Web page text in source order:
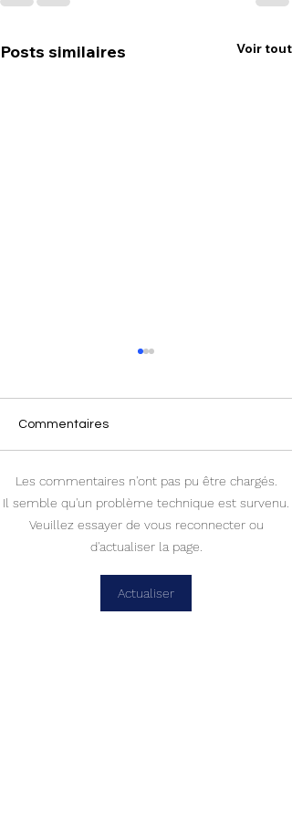
Posts similaires Voir tout
Haïti - Politique : Alix
Didier Fils-Aimé s’inscrit
sur le Registre électoral
et appelle les citoyens à
Commentaires
Les commentaires n'ont pas pu être chargés.
Il semble qu'un problème technique est survenu.
Veuillez essayer de vous reconnecter ou
d'actualiser la page.
Actualiser